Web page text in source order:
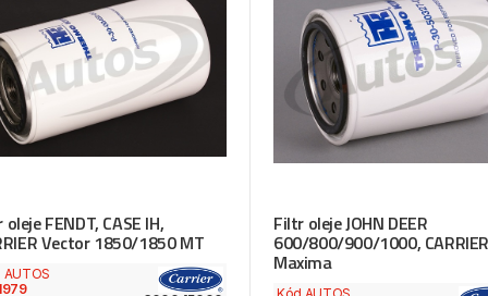
FENDT, CASE IH,
Vector 1850/1850 MT
AUTOS
Filtr oleje JOHN DEER
600/800/900/1000, CARRIER
Maxima